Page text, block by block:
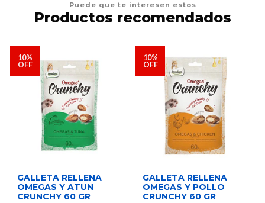
Puede que te interesen estos
Productos recomendados
10%
OFF
GALLETA RELLENA
OMEGAS Y ATUN
CRUNCHY 60 GR
10%
OFF
GALLETA RELLENA
OMEGAS Y POLLO
CRUNCHY 60 GR